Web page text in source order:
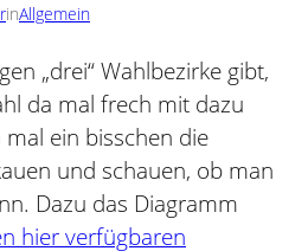
inAllgemein
„drei“ Wahlbezirke gibt,
da mal frech mit dazu
ein bisschen die
und schauen, ob man
Dazu das Diagramm
hier verfügbaren